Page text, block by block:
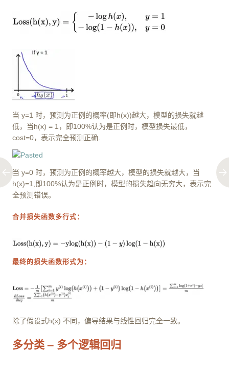
当 y=1 时，预测为正例的概率(即h(x))越大，模型的损失就越
低，当h(x) = 1，即100%认为是正例时，模型损失最低，
cost=0，表示完全预测正确.
当 y=0 时，预测为正例的概率越大，模型的损失就越大，当
h(x)=1,即100%认为是正例时，模型的损失趋向无穷大，表示完
全预测错误。
合并损失函数多行式：
最终的损失函数形式为：
除了假设式h(x) 不同，偏导结果与线性回归完全一致。
多分类 – 多个逻辑回归